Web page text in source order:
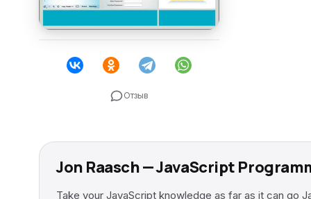
Отзыв
Jon Raasch — JavaScript
Take your JavaScript knowledge as far as it can go